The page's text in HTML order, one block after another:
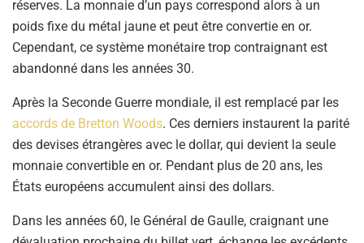
réserves. La monnaie d’un pays correspond alors à un
poids fixe du métal jaune et peut être convertie en or.
Cependant, ce système monétaire trop contraignant est
abandonné dans les années 30.
Après la Seconde Guerre mondiale, il est remplacé par les
accords de Bretton Woods. Ces derniers instaurent la parité
des devises étrangères avec le dollar, qui devient la seule
monnaie convertible en or. Pendant plus de 20 ans, les
États européens accumulent ainsi des dollars.
Dans les années 60, le Général de Gaulle, craignant une